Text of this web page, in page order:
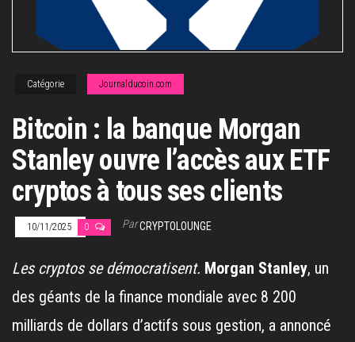
Catégorie Journalducoin.com
Bitcoin : la banque Morgan
Stanley ouvre l’accès aux ETF
cryptos à tous ses clients
10/11/2025 0 ParCRYPTOLOUNGE
Les cryptos se démocratisent. Morgan Stanley, un
des géants de la finance mondiale avec 8 200
milliards de dollars d’actifs sous gestion, a annoncé